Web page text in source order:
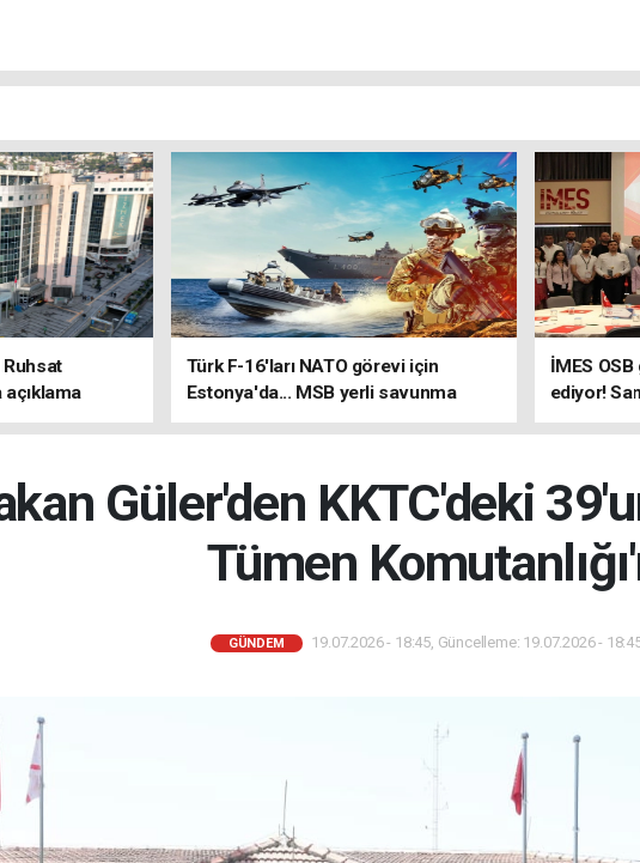
açıklama
Türk F-16'ları NATO görevi için
Estonya'da... MSB yerli savunma
sistemleriyle güçleniyor
İMES
ediyor!
OSB'de
Güler'den KKTC'deki
Tümen
GÜNDEM 19.07.2026 - 18:45, Güncelleme: 19.07.2026 -